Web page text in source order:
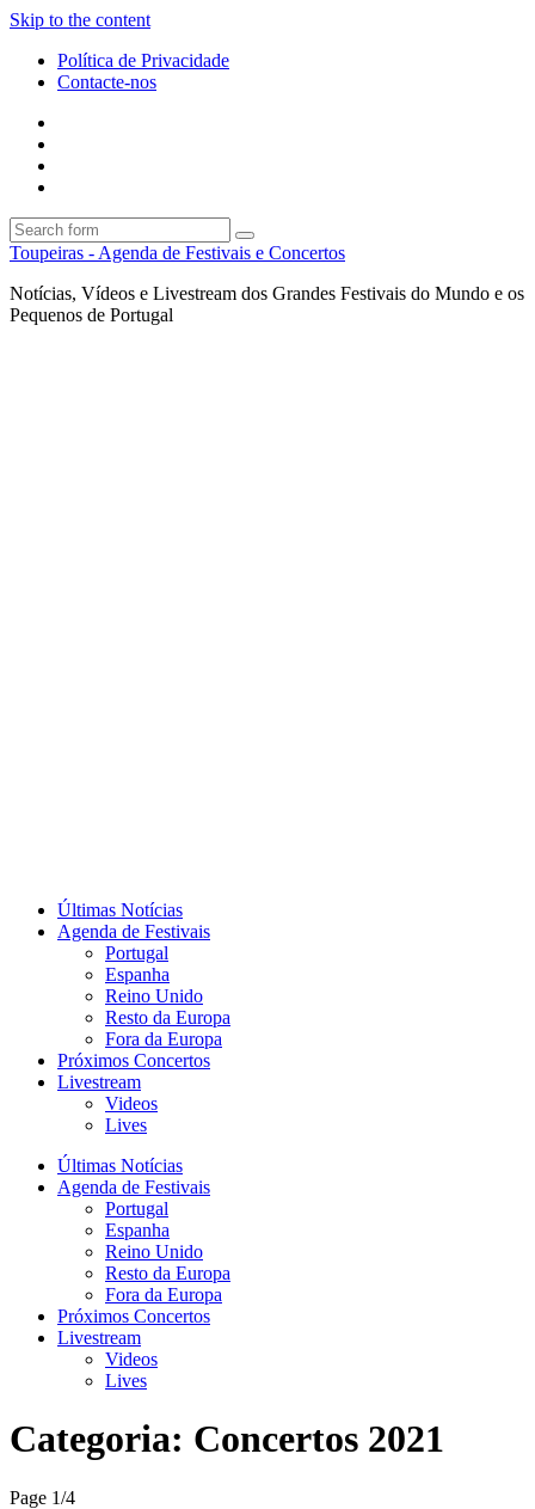
Skip to the content
Política de Privacidade
Contacte-nos
Search
Toupeiras - Agenda de Festivais e Concertos
Notícias, Vídeos e Livestream dos Grandes Festivais do Mundo e os
Pequenos de Portugal
Últimas Notícias
Agenda de Festivais
Portugal
Espanha
Reino Unido
Resto da Europa
Fora da Europa
Próximos Concertos
Livestream
Videos
Lives
Últimas Notícias
Agenda de Festivais
Portugal
Espanha
Reino Unido
Resto da Europa
Fora da Europa
Próximos Concertos
Livestream
Videos
Lives
Categoria: Concertos 2021
Page 1/4